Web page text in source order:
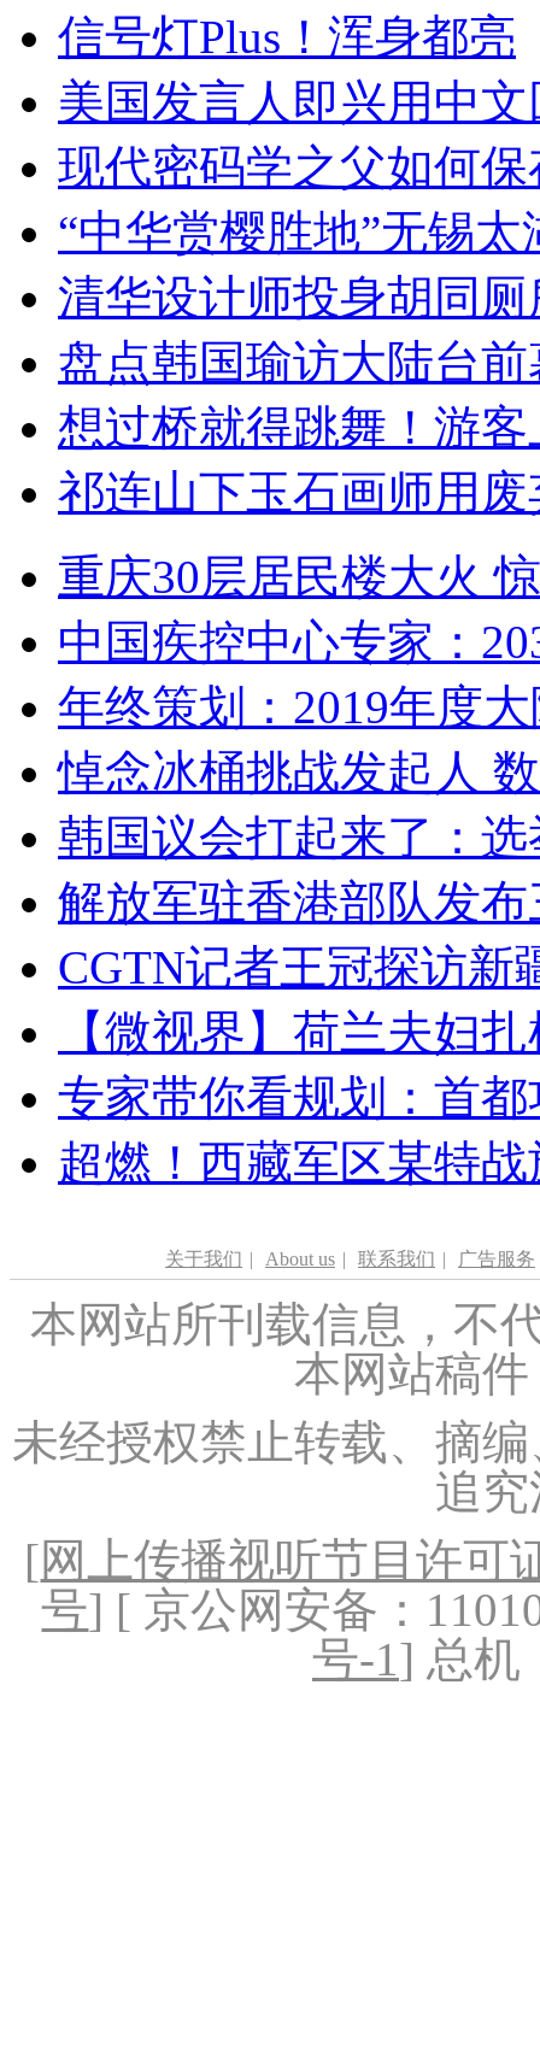
信号灯Plus！浑身都亮
美国发言人即兴用中
现代密码学之父如何
“中华赏樱胜地”无锡
清华设计师投身胡同
盘点韩国瑜访大陆台
想过桥就得跳舞！游客
祁连山下玉石画师用
重庆30层居民楼大火
中国疾控中心专家：
年终策划：2019年度
悼念冰桶挑战发起人
韩国议会打起来了：
解放军驻香港部队发
CGTN记者王冠探访新
【微视界】荷兰夫妇
专家带你看规划：首
超燃！西藏军区某特
关于我们 | About us | 联系我们 | 广告服务
本网站所刊载信息，不
本网站稿
未经授权禁止转载、摘
追
[网上传播视听节目许可
号] [ 京公网安备：
号-1] 总机